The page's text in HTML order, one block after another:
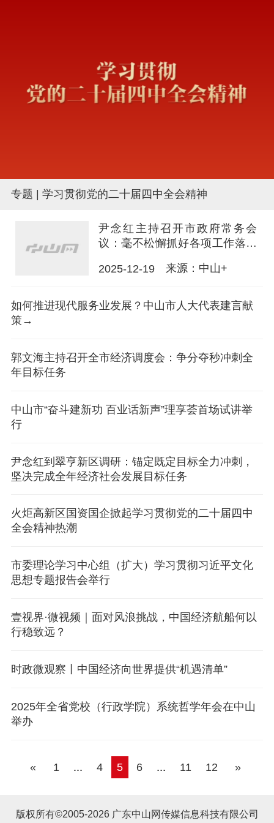
专题 | 学习贯彻党的二十届四中全会精神
尹念红主持召开市政府常务会
议：毫不松懈抓好各项工作落实
2025-12-19 来源：中山+
如何推进现代服务业发展？中山市人大代表建言献
策→
郭文海主持召开全市经济调度会：争分夺秒冲刺全
年目标任务
中山市“奋斗建新功 百业话新声”理享荟首场试讲举
行
​尹念红到翠亨新区调研：锚定既定目标全力冲刺，
坚决完成全年经济社会发展目标任务
火炬高新区国资国企掀起学习贯彻党的二十届四中
全会精神热潮
市委理论学习中心组（扩大）学习贯彻习近平文化
思想专题报告会举行
壹视界·微视频｜面对风浪挑战，中国经济航船何以
行稳致远？
时政微观察丨中国经济向世界提供“机遇清单”
2025年全省党校（行政学院）系统哲学年会在中山
举办
« 1 ... 4 5 6 ... 11 12 »
版权所有©2005-2026 广东中山网传媒信息科技有限公司